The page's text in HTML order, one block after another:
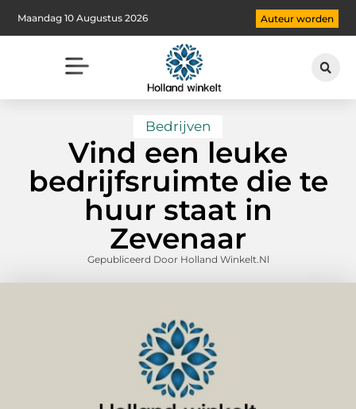
Maandag 10 Augustus 2026 Auteur worden
Bedrijven
Vind een leuke
bedrijfsruimte die te
huur staat in
Zevenaar
Gepubliceerd Door Holland Winkelt.nl